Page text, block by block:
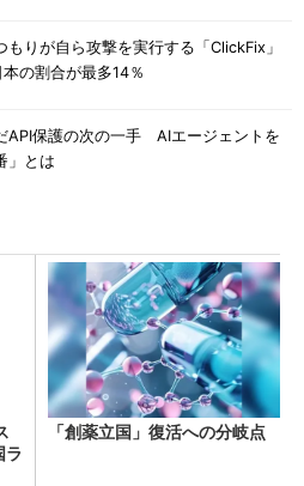
もりが自ら攻撃を実行する「ClickFix」
の割合が最多14％
API保護の次の一手 AIエージェントを
」とは
「創薬立国」復活への分岐点